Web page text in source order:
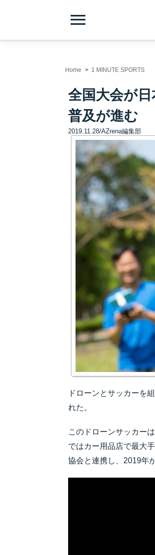
menu
Home 1 MINUTE SPORTS
全国大会が
普及が進む
2019.11.28/AZrena編集部
ドローンとサッカーを
れた。
このドローンサッカー
ではカー用品店で最大
協会と連携し、2019年